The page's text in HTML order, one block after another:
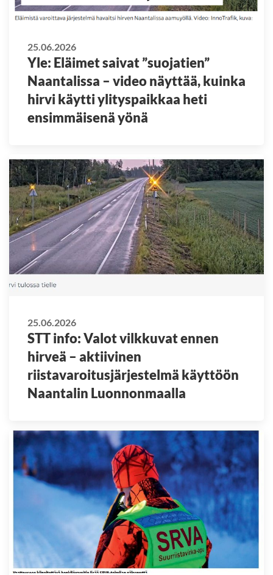
25.06.2026
Yle: Eläimet saivat ”suojatien”
Naantalissa – video näyttää, kuinka
hirvi käytti ylityspaikkaa heti
ensimmäisenä yönä
25.06.2026
STT info: Valot vilkkuvat ennen
hirveä – aktiivinen
riistavaroitusjärjestelmä käyttöön
Naantalin Luonnonmaalla